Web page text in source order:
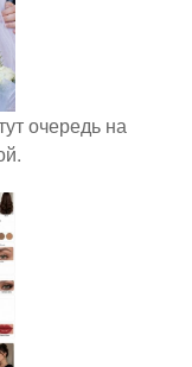
очередь на